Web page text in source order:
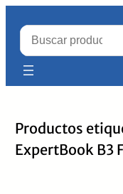
Productos
ExpertBook B3